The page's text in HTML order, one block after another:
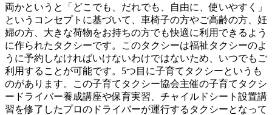
両かというと「どこでも、だれでも、自由に、使いやすく」
というコンセプトに基づいて、車椅子の方やご高齢の方、妊
婦の方、大きな荷物をお持ちの方でも快適に利用できるよう
に作られたタクシーです。このタクシーは福祉タクシーのよ
うに予約しなければいけないわけではないため、いつでもご
利用することが可能です。5つ目に子育てタクシーというも
のがあります。この子育てタクシー協会主催の子育てタクシ
ードライバー養成講座や保育実習、チャイルドシート設置講
習を修了したプロのドライバーが運行するタクシーとなって